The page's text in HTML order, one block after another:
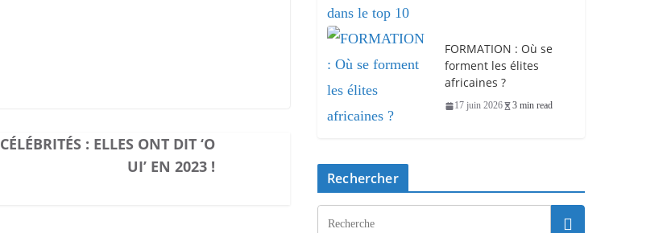
CÉLÉBRITÉS : ELLES ONT DIT ‘O
UI’ EN 2023 !
FORMATION : Où se
forment les élites
africaines ?
17 juin 2026 3 min read
Rechercher